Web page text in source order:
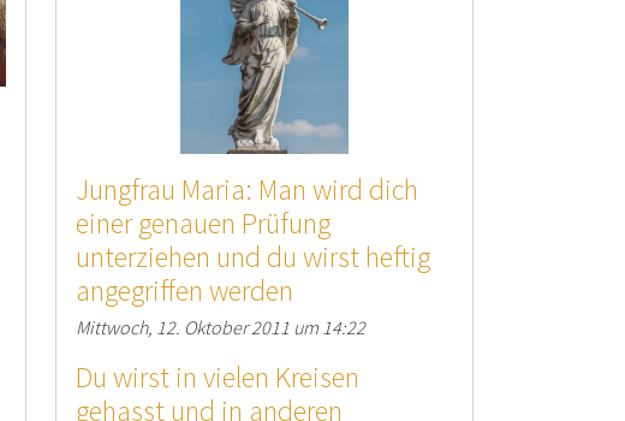
Jungfrau Maria: Man wird dich
einer genauen Prüfung
unterziehen und du wirst heftig
angegriffen werden
Mittwoch, 12. Oktober 2011 um 14:22
Du wirst in vielen Kreisen
gehasst und in anderen